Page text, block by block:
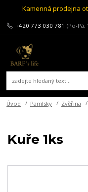
Kamenná prodejna
+420 773 030 781 (Po-Pá,
Úvod Pamlsky Zvěřina
Kuře 1ks